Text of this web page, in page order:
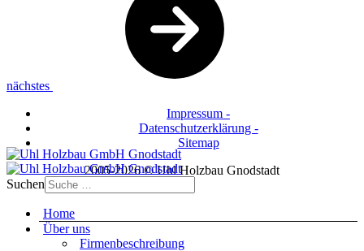
nächstes
Impressum -
Datenschutzerklärung -
Sitemap
2005-2026 © Uhl Holzbau Gnodstadt
Suchen
Home
Über uns
Firmenbeschreibung